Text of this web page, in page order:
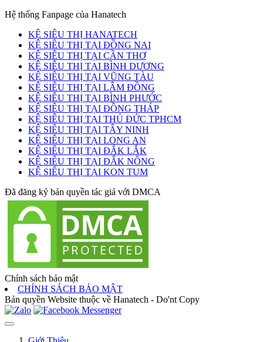
Hệ thống Fanpage của Hanatech
KỆ SIÊU THỊ HANATECH
KỆ SIÊU THỊ TẠI ĐỒNG NAI
KỆ SIÊU THỊ TẠI CẦN THƠ
KỆ SIÊU THỊ TẠI BÌNH DƯƠNG
KỆ SIÊU THỊ TẠI VŨNG TÀU
KỆ SIÊU THỊ TẠI LÂM ĐỒNG
KỆ SIÊU THỊ TẠI BÌNH PHƯỚC
KỆ SIÊU THỊ TẠI ĐỒNG THÁP
KỆ SIÊU THỊ TẠI THỦ ĐỨC TPHCM
KỆ SIÊU THỊ TẠI TÂY NINH
KỆ SIÊU THỊ TẠI LONG AN
KỆ SIÊU THỊ TẠI ĐẮK LẮK
KỆ SIÊU THỊ TẠI ĐẮK NÔNG
KỆ SIÊU THỊ TẠI KON TUM
Đã đăng ký bản quyền tác giả với DMCA
Chính sách bảo mật
CHÍNH SÁCH BẢO MẬT
Bản quyền Website thuộc về Hanatech - Do'nt Copy